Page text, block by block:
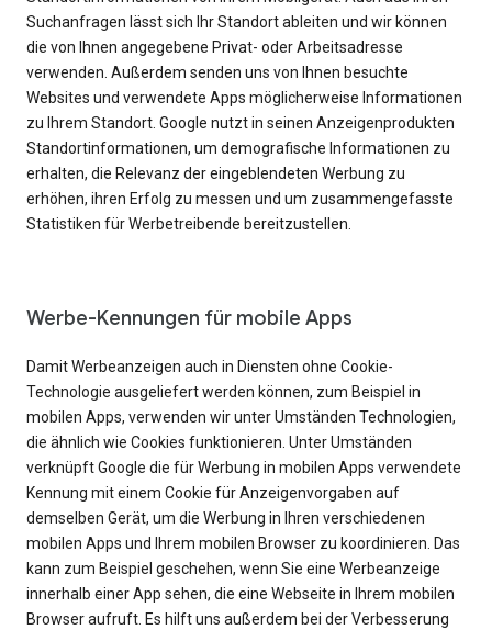
Suchanfragen lässt sich Ihr Standort ableiten und wir können
die von Ihnen angegebene Privat- oder Arbeitsadresse
verwenden. Außerdem senden uns von Ihnen besuchte
Websites und verwendete Apps möglicherweise Informationen
zu Ihrem Standort. Google nutzt in seinen Anzeigenprodukten
Standortinformationen, um demografische Informationen zu
erhalten, die Relevanz der eingeblendeten Werbung zu
erhöhen, ihren Erfolg zu messen und um zusammengefasste
Statistiken für Werbetreibende bereitzustellen.
Werbe-Kennungen für mobile Apps
Damit Werbeanzeigen auch in Diensten ohne Cookie-
Technologie ausgeliefert werden können, zum Beispiel in
mobilen Apps, verwenden wir unter Umständen Technologien,
die ähnlich wie Cookies funktionieren. Unter Umständen
verknüpft Google die für Werbung in mobilen Apps verwendete
Kennung mit einem Cookie für Anzeigenvorgaben auf
demselben Gerät, um die Werbung in Ihren verschiedenen
mobilen Apps und Ihrem mobilen Browser zu koordinieren. Das
kann zum Beispiel geschehen, wenn Sie eine Werbeanzeige
innerhalb einer App sehen, die eine Webseite in Ihrem mobilen
Browser aufruft. Es hilft uns außerdem bei der Verbesserung